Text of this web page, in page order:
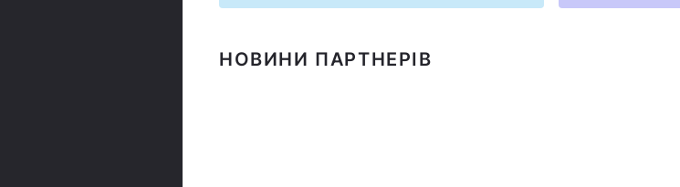
НОВИНИ ПАРТНЕРІВ